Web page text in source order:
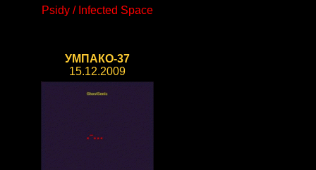
Psidy / Infected Space
УМПАКО-37
15.12.2009